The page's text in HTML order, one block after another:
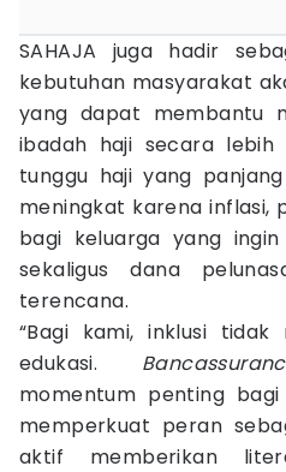
SAHAJA juga hadir
kebutuhan masyarakat
yang dapat membantu
ibadah haji secara lebih
tunggu haji yang
meningkat karena inflasi,
bagi keluarga yang
sekaligus dana
terencana.
“Bagi kami, inklusi
edukasi.
momentum penting
memperkuat peran
aktif memberikan